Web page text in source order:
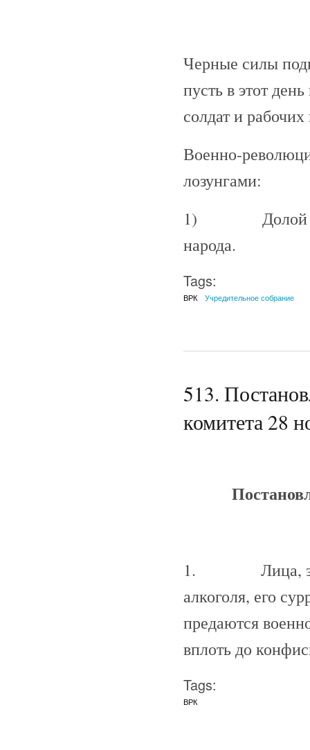
Черные силы
пусть в этот
солдат и
Военно-
лозунгами:
1) Долой
народа.
Tags:
ВРК Учредительное собрание
513.
комитета 28
1. Лица,
алкоголя, его
предаются
вплоть до
Tags:
ВРК